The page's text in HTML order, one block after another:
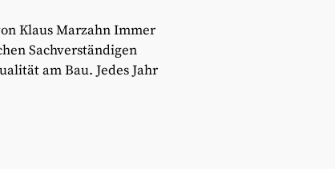
Klaus Marzahn Immer
Sachverständigen
am Bau. Jedes Jahr